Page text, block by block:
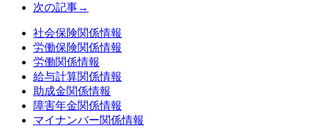
次の記事→
社会保険関係情報
労働保険関係情報
労働関係情報
給与計算関係情報
助成金関係情報
障害年金関係情報
マイナンバー関係情報